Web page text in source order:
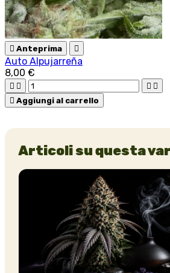
 Anteprima 
Auto Alpujarreña
8,00 €
   
 Aggiungi al carrello
Articoli su questa